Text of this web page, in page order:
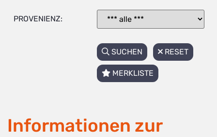
PROVENIENZ:
SUCHEN RESET
MERKLISTE
Informationen zur